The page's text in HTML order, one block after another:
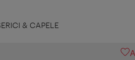
& CAPELE